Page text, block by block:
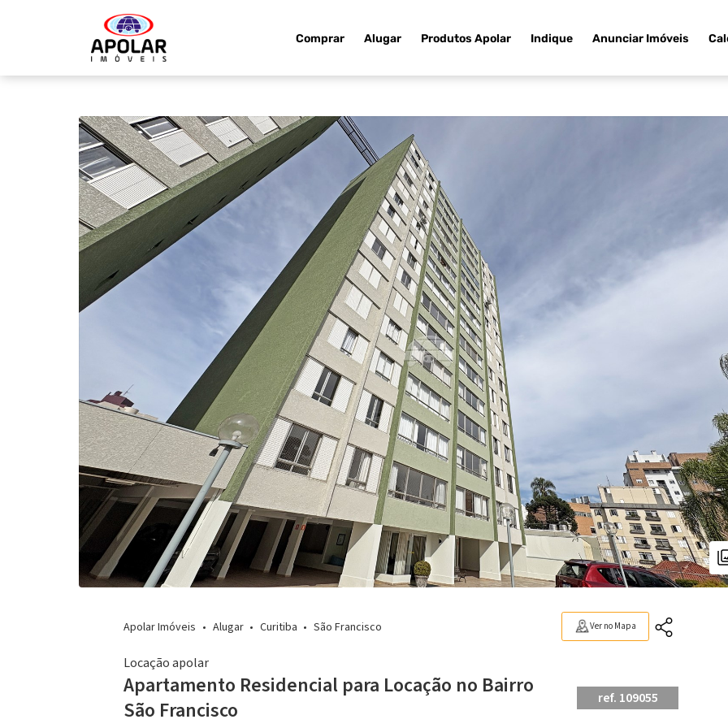
Comprar Alugar Produtos Apolar Indique Anunciar Imóveis
Apolar Imóveis Alugar Curitiba São Francisco Ver no Mapa
Locação apolar
Apartamento Residencial para Locação no Bairro
São Francisco
ref. 109055